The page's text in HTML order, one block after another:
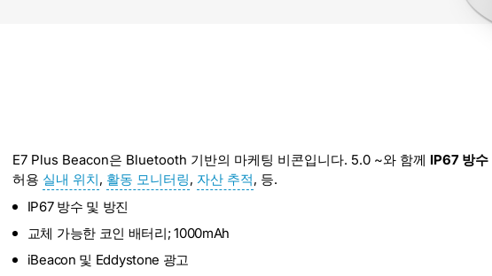
E7 Plus Beacon은 Bluetooth 기반의 마케팅 비콘입니다. 5.0 ~와 함께 IP67 방수
허용 실내 위치, 활동 모니터링, 자산 추적, 등.
IP67 방수 및 방진
교체 가능한 코인 배터리; 1000mAh
iBeacon 및 Eddystone 광고